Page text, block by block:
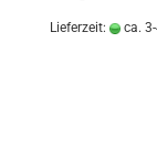
Lieferzeit: ca.